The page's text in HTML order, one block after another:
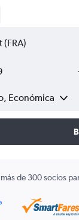
Económica
de 300 socios